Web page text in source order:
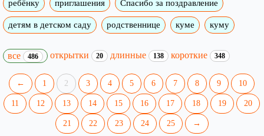
ребёнку приглашения Спасибо за поздравление
детям в детском саду родственнице куме куму
все 486 открытки 20 длинные 138 короткие 348
← 1 2 3 4 5 6 7 8 9 10
11 12 13 14 15 16 17 18 19 20
21 22 23 24 25 →